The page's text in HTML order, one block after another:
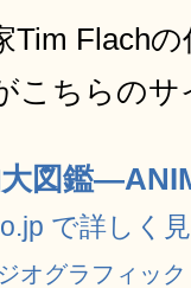
Tim Flach
こちらの
図鑑
で詳しく
オグラフィッ